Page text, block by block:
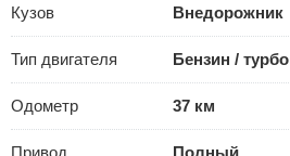
Кузов Внедорожник
Тип двигателя Бензин / турбо
Одометр 37 км